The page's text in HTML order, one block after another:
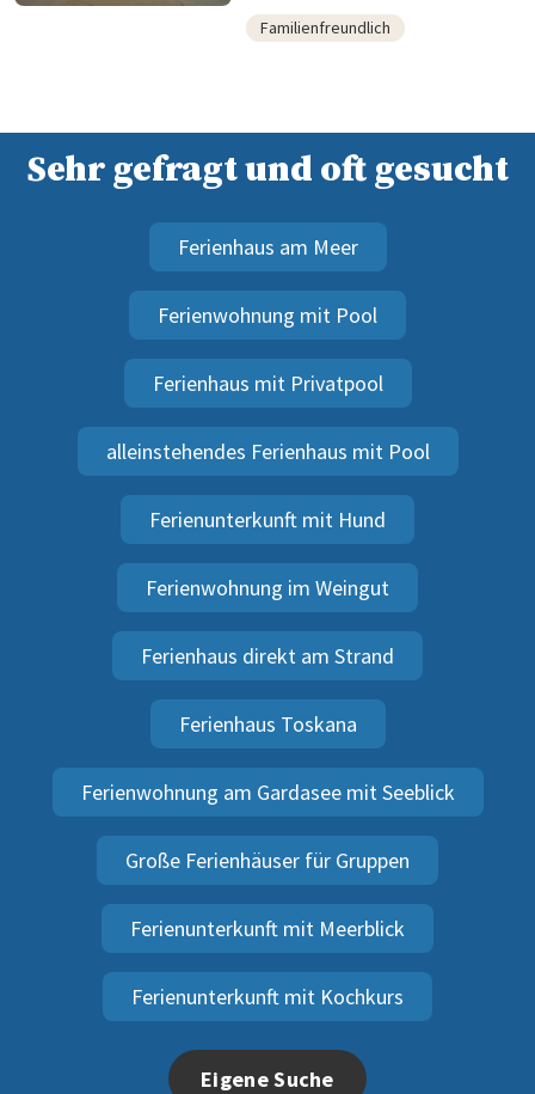
Familienfreundlich
Sehr gefragt und oft gesucht
Ferienhaus am Meer
Ferienwohnung mit Pool
Ferienhaus mit Privatpool
alleinstehendes Ferienhaus mit Pool
Ferienunterkunft mit Hund
Ferienwohnung im Weingut
Ferienhaus direkt am Strand
Ferienhaus Toskana
Ferienwohnung am Gardasee mit Seeblick
Große Ferienhäuser für Gruppen
Ferienunterkunft mit Meerblick
Ferienunterkunft mit Kochkurs
Eigene Suche